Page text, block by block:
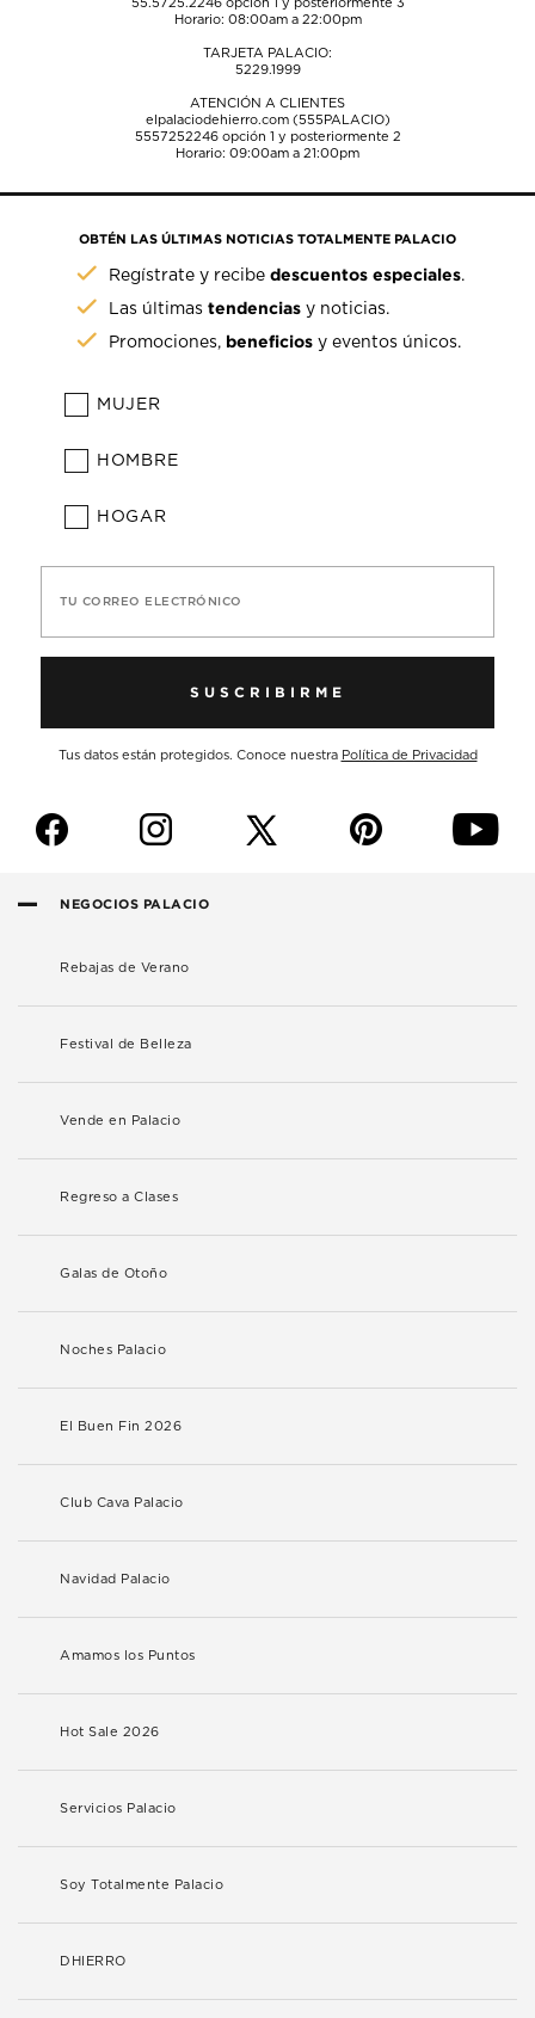
55.5725.2246opción 1 y posteriormente 3
Horario: 08:00am a 22:00pm
TARJETA PALACIO:
5229.1999
ATENCIÓN A CLIENTES
elpalaciodehierro.com (555PALACIO)
5557252246opción 1 y posteriormente 2
Horario: 09:00am a 21:00pm
OBTÉN LAS ÚLTIMAS NOTICIAS TOTALMENTE PALACIO
Regístrate y recibedescuentos especiales.
Las últimastendencias y noticias.
Promociones, beneficios y eventos únicos.
MUJER
HOMBRE
HOGAR
TU CORREO ELECTRÓNICO
SUSCRIBIRME
Tus datos están protegidos. Conoce nuestra Política de Privacidad
f i p y
NEGOCIOS PALACIO
Rebajas de Verano
Festival de Belleza
Vende en Palacio
Regreso a Clases
Galas de Otoño
Noches Palacio
El Buen Fin 2026
Club Cava Palacio
Navidad Palacio
Amamos los Puntos
Hot Sale 2026
Servicios Palacio
Soy Totalmente Palacio
DHIERRO